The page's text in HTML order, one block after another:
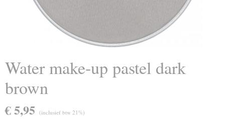
Water make-up pastel dark
brown
€ 5,95 (inclusief btw 21%)